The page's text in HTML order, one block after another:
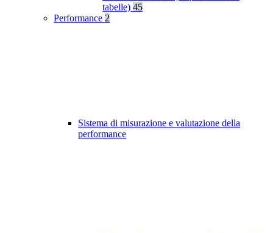
tabelle) 45
Performance 2
Sistema di misurazione e valutazione della
performance